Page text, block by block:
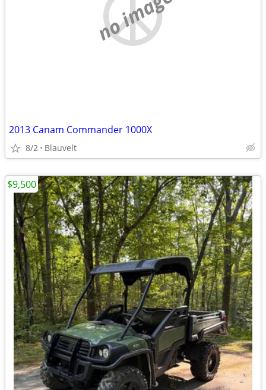
no image
2013 Canam Commander 1000X
8/2 Blauvelt
$9,500